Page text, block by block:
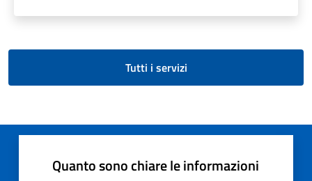
Tutti i servizi
Quanto sono chiare le informazioni